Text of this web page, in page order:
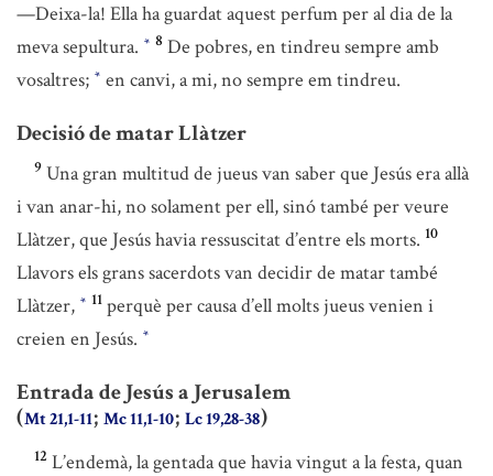
—Deixa-la! Ella ha guardat aquest perfum per al dia de la
meva sepultura. * 8 De pobres, en tindreu sempre amb
vosaltres; * en canvi, a mi, no sempre em tindreu.
Decisió de matar Llàtzer
9 Una gran multitud de jueus van saber que Jesús era allà
i van anar-hi, no solament per ell, sinó també per veure
Llàtzer, que Jesús havia ressuscitat d’entre els morts. 10
Llavors els grans sacerdots van decidir de matar també
Llàtzer, * 11 perquè per causa d’ell molts jueus venien i
creien en Jesús. *
Entrada de Jesús a Jerusalem
(Mt 21,1-11; Mc 11,1-10; Lc 19,28-38)
12 L’endemà, la gentada que havia vingut a la festa, quan